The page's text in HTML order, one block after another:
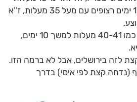
מעל הממוצע, וכשזה 10 ימים רצופים עם מעל 35 מעלות, ז''א
בהשוואה לירושלים, זה כמו 40-41 מעלות למשך 10 ימים,
לזה בירושלים, אבל לא ברמה הזו.
(נדחה קצת לפי איסי) בדרך